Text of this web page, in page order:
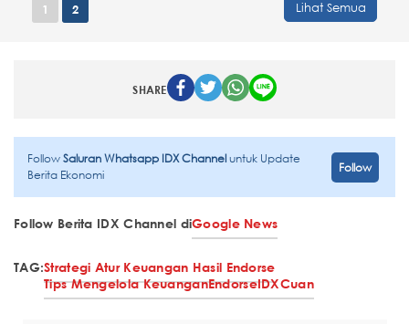
1 2 Lihat Semua
SHARE
FollowSaluran Whatsapp IDX Channeluntuk Update
Berita Ekonomi
Follow
Follow Berita IDX Channel diGoogle News
TAG:Strategi Atur Keuangan Hasil Endorse
Tips Mengelola KeuanganEndorseIDXCuan